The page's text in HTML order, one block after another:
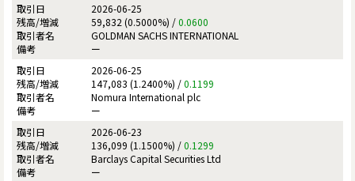
2026-06-25
59,832 (0.5000%) /0.0600
GOLDMAN SACHS INTERNATIONAL
ー
2026-06-25
147,083 (1.2400%) /0.1199
Nomura International plc
ー
2026-06-23
136,099 (1.1500%) /0.1299
Barclays Capital Securities Ltd
ー